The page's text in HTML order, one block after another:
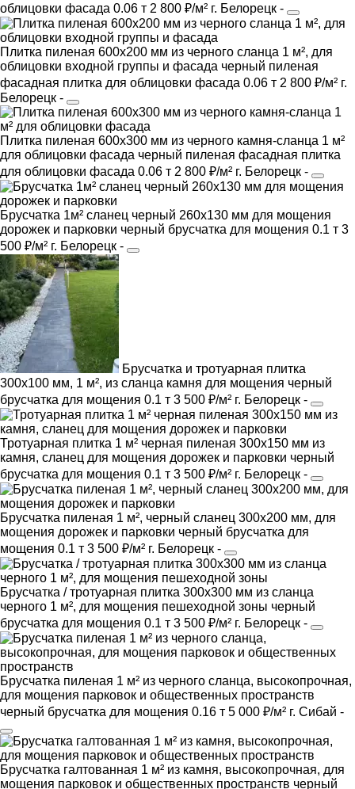
облицовки фасада 0.06 т 2 800 ₽/м² г. Белорецк -
Плитка пиленая 600х200 мм из черного сланца 1 м², для
облицовки входной группы и фасада черный пиленая
фасадная плитка для облицовки фасада 0.06 т 2 800 ₽/м² г.
Белорецк -
Плитка пиленая 600х300 мм из черного камня-сланца 1 м²
для облицовки фасада черный пиленая фасадная плитка
для облицовки фасада 0.06 т 2 800 ₽/м² г. Белорецк -
Брусчатка 1м² сланец черный 260х130 мм для мощения
дорожек и парковки черный брусчатка для мощения 0.1 т 3
500 ₽/м² г. Белорецк -
Брусчатка и тротуарная плитка
300х100 мм, 1 м², из сланца камня для мощения черный
брусчатка для мощения 0.1 т 3 500 ₽/м² г. Белорецк -
Тротуарная плитка 1 м² черная пиленая 300х150 мм из
камня, сланец для мощения дорожек и парковки черный
брусчатка для мощения 0.1 т 3 500 ₽/м² г. Белорецк -
Брусчатка пиленая 1 м², черный сланец 300х200 мм, для
мощения дорожек и парковки черный брусчатка для
мощения 0.1 т 3 500 ₽/м² г. Белорецк -
Брусчатка / тротуарная плитка 300х300 мм из сланца
черного 1 м², для мощения пешеходной зоны черный
брусчатка для мощения 0.1 т 3 500 ₽/м² г. Белорецк -
Брусчатка пиленая 1 м² из черного сланца, высокопрочная,
для мощения парковок и общественных пространств
черный брусчатка для мощения 0.16 т 5 000 ₽/м² г. Сибай -
Брусчатка галтованная 1 м² из камня, высокопрочная, для
мощения парковок и общественных пространств черный